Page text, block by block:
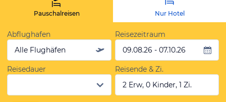
Pauschalreisen Nur Hotel
Abflughafen
Alle Flughäfen
Reisezeitraum
09.08.26 - 07.10.26
Reisedauer
Reisende & Zi.
2 Erw, 0 Kinder, 1 Zi.